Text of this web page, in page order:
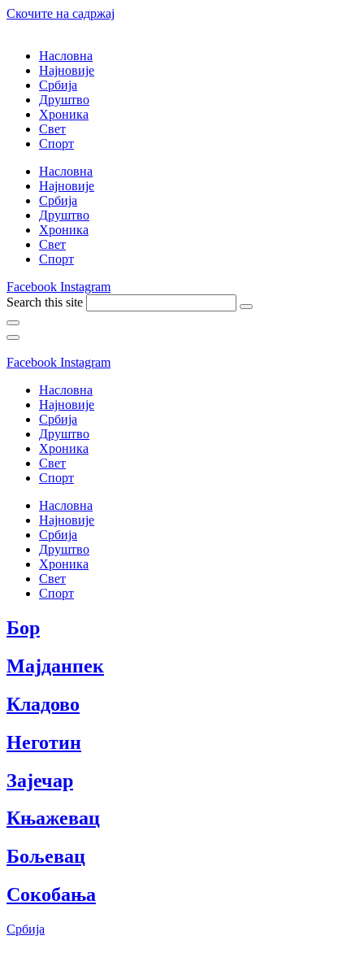
Скочите на садржај
Насловна
Најновије
Србија
Друштво
Хроника
Свет
Спорт
Насловна
Најновије
Србија
Друштво
Хроника
Свет
Спорт
Facebook Instagram
Search this site
Facebook Instagram
Насловна
Најновије
Србија
Друштво
Хроника
Свет
Спорт
Насловна
Најновије
Србија
Друштво
Хроника
Свет
Спорт
Бор
Мајданпек
Кладово
Неготин
Зајечар
Књажевац
Бољевац
Сокобања
Србија